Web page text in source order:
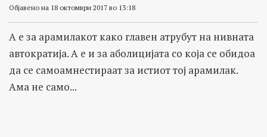
Објавено на 18 октомври 2017 во 13:18
А е за арамилакот како главен атрубут на нивната
автократија. А е и за аболицијата со која се обидоа
да се самоамнестираат за истиот тој арамилак.
Ама не само...